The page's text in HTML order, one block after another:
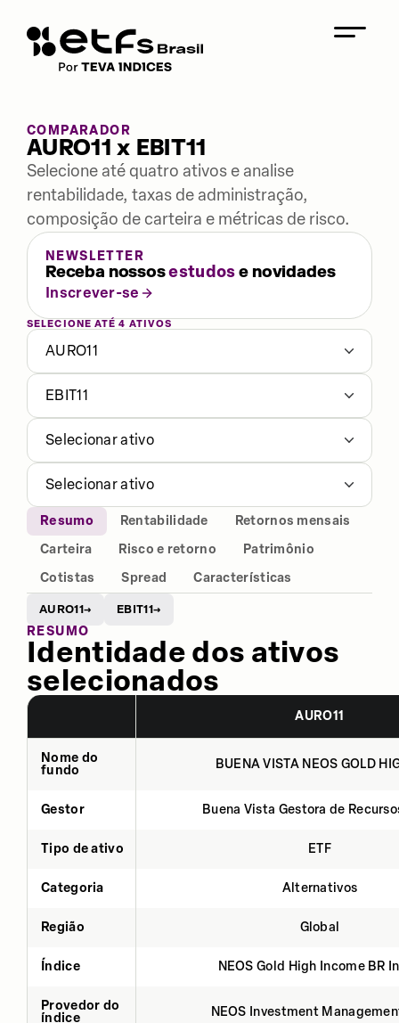
COMPARADOR
AURO11 x EBIT11
Selecione até quatro ativos e analise
rentabilidade, taxas de administração,
composição de carteira e métricas de risco.
NEWSLETTER
Receba nossosestudose novidades
Inscrever-se
SELECIONE ATÉ 4 ATIVOS
AURO11
EBIT11
Selecionar ativo
Selecionar ativo
Resumo Rentabilidade
Retornos mensais
Carteira
Risco e retorno
Patrimônio
Cotistas
Spread Características
AURO11→ EBIT11→
RESUMO
Identidade dos ativos
selecionados
AURO11
Nome do
fundo
BUENA VISTA NEOS GOLD
Gestor Buena Vista Gestora de
Tipo de ativo ETF
Categoria Alternativos
Região Global
Índice NEOS Gold High Income BR
Provedor do
índice
NEOS Investment